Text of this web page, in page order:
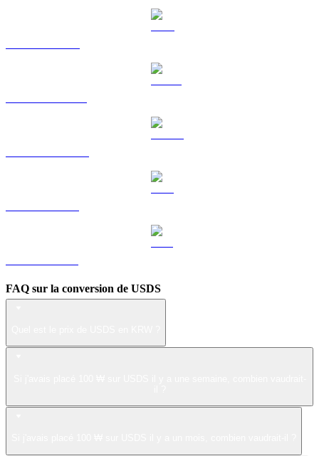
FAQ sur la conversion de USDS